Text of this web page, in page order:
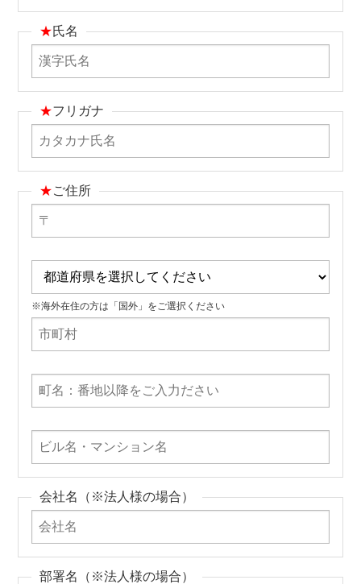
★氏名
★フリガナ
★ご住所
※海外在住の方は「国外」をご選択ください
会社名（※法人様の場合）
部署名（※法人様の場合）